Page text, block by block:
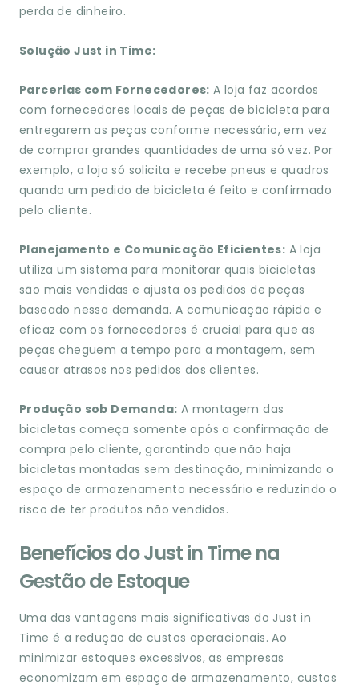
perda de dinheiro.
Solução Just in Time:
Parcerias com Fornecedores: A loja faz acordos
com fornecedores locais de peças de bicicleta para
entregarem as peças conforme necessário, em vez
de comprar grandes quantidades de uma só vez. Por
exemplo, a loja só solicita e recebe pneus e quadros
quando um pedido de bicicleta é feito e confirmado
pelo cliente.
Planejamento e Comunicação Eficientes: A loja
utiliza um sistema para monitorar quais bicicletas
são mais vendidas e ajusta os pedidos de peças
baseado nessa demanda. A comunicação rápida e
eficaz com os fornecedores é crucial para que as
peças cheguem a tempo para a montagem, sem
causar atrasos nos pedidos dos clientes.
Produção sob Demanda: A montagem das
bicicletas começa somente após a confirmação de
compra pelo cliente, garantindo que não haja
bicicletas montadas sem destinação, minimizando o
espaço de armazenamento necessário e reduzindo o
risco de ter produtos não vendidos.
Benefícios do Just in Time na
Gestão de Estoque
Uma das vantagens mais significativas do Just in
Time é a redução de custos operacionais. Ao
minimizar estoques excessivos, as empresas
economizam em espaço de armazenamento, custos